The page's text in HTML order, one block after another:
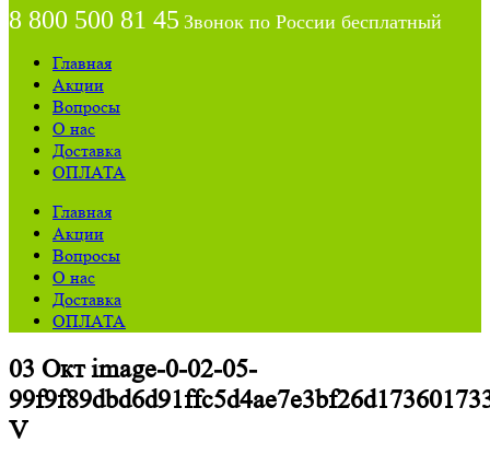
8 800 500 81 45 Звонок по России бесплатный
Главная
Акции
Вопросы
О нас
Доставка
ОПЛАТА
Главная
Акции
Вопросы
О нас
Доставка
ОПЛАТА
03 Октimage-0-02-05-
V